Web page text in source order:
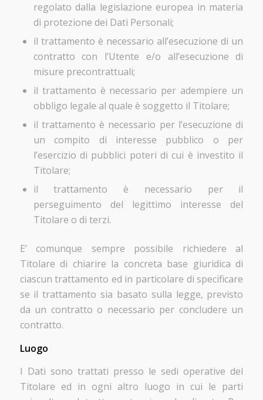
regolato dalla legislazione europea in materia
di protezione dei Dati Personali;
il trattamento è necessario all’esecuzione di un
contratto con l’Utente e/o all’esecuzione di
misure precontrattuali;
il trattamento è necessario per adempiere un
obbligo legale al quale è soggetto il Titolare;
il trattamento è necessario per l’esecuzione di
un compito di interesse pubblico o per
l’esercizio di pubblici poteri di cui è investito il
Titolare;
il trattamento è necessario per il
perseguimento del legittimo interesse del
Titolare o di terzi.
E’ comunque sempre possibile richiedere al
Titolare di chiarire la concreta base giuridica di
ciascun trattamento ed in particolare di specificare
se il trattamento sia basato sulla legge, previsto
da un contratto o necessario per concludere un
contratto.
Luogo
I Dati sono trattati presso le sedi operative del
Titolare ed in ogni altro luogo in cui le parti